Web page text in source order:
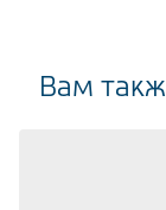
Вам